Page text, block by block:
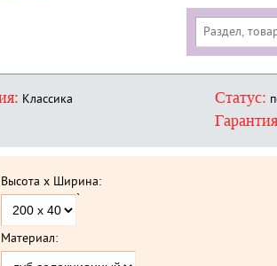
Классика Статус:
Высота x Ширина:
Материал:
`